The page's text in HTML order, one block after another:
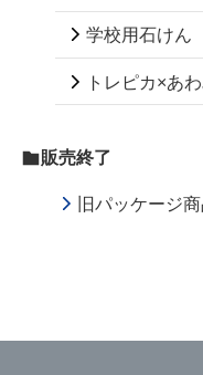
学校用石けん
トレピカ×あわ
販売終了
旧パッケージ